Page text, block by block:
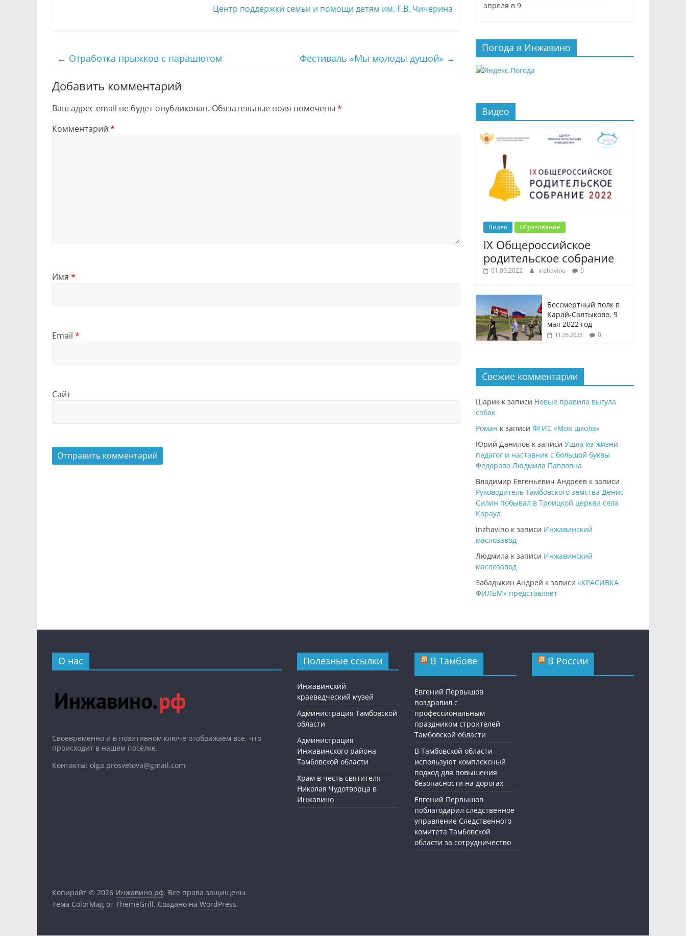
Центр поддержки семьи и помощи детям им. Г.В. Чичерина
← Отработка прыжков с парашютом Фестиваль «Мы молоды душой» →
Добавить комментарий
Ваш адрес email не будет опубликован. Обязательные поля помечены *
Комментарий *
Имя *
Email *
Сайт
апреля в 9
Погода в Инжавино
Видео
Видео Образование
IX Общероссийское
родительское собрание
01.09.2022 inzhavino 0
Бессмертный полк в
Карай-Салтыково. 9
мая 2022 год
11.05.2022 0
Свежие комментарии
Шарик к записи Новые правила выгула
собак
Роман к записи ФГИС «Моя школа»
Юрий Данилов к записи Ушла из жизни
педагог и наставник с большой буквы
Федорова Людмила Павловна
Владимир Евгеньевич Андреев к записи
Руководитель Тамбовского земства Денис
Силин побывал в Троицкой церкви села
Караул
inzhavino к записи Инжавинский
маслозавод
Людмила к записи Инжавинский
маслозавод
Забадыкин Андрей к записи «КРАСИВКА
ФИЛЬМ» представляет
О нас
Cвоевременно и в позитивном ключе отображаем все, что
происходит в нашем посёлке.
Контакты: olga.prosvetova@gmail.com
Полезные ссылки
Инжавинский
краеведческий музей
Администрация Тамбовской
области
Администрация
Инжавинского района
Тамбовской области
Храм в честь святителя
Николая Чудотворца в
Инжавино
В Тамбове
Евгений Первышов
поздравил с
профессиональным
праздником строителей
Тамбовской области
В Тамбовской области
используют комплексный
подход для повышения
безопасности на дорогах
Евгений Первышов
поблагодарил следственное
управление Следственного
комитета Тамбовской
области за сотрудничество
В России
Копирайт © 2026 Инжавино.рф. Все права защищены.
Тема ColorMag от ThemeGrill. Создано на WordPress.